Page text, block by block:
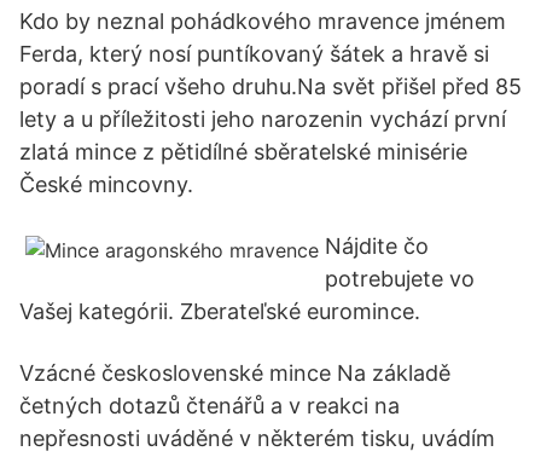
Kdo by neznal pohádkového mravence jménem
Ferda, který nosí puntíkovaný šátek a hravě si
poradí s prací všeho druhu.Na svět přišel před 85
lety a u příležitosti jeho narozenin vychází první
zlatá mince z pětidílné sběratelské minisérie
České mincovny.
Nájdite čo
potrebujete vo
Vašej kategórii. Zberateľské euromince.
Vzácné československé mince Na základě
četných dotazů čtenářů a v reakci na
nepřesnosti uváděné v některém tisku, uvádím